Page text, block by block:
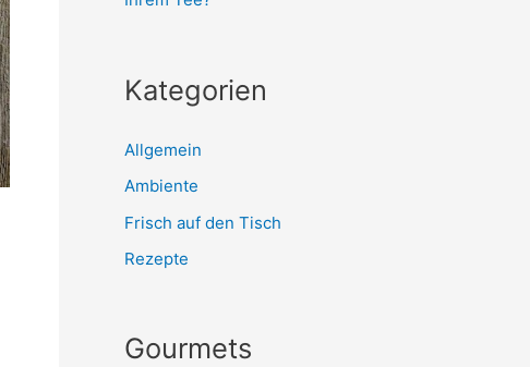
Kategorien
Allgemein
Ambiente
Frisch auf den Tisch
Rezepte
Gourmets